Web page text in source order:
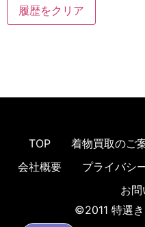
履歴をクリア
TOP 着物買取のご
会社概要
プライバシ
お
©2011 特選